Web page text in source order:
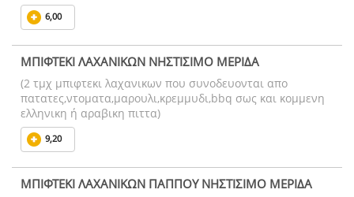
6,00
ΜΠΙΦΤΕΚΙ ΛΑΧΑΝΙΚΩΝ ΝΗΣΤΙΣΙΜΟ ΜΕΡΙΔΑ
(2 τμχ μπιφτεκι λαχανικων που συνοδευονται απο
πατατες,ντοματα,μαρουλι,κρεμμυδι,bbq σως και κομμενη
ελληνικη ή αραβικη πιττα)
9,20
ΜΠΙΦΤΕΚΙ ΛΑΧΑΝΙΚΩΝ ΠΑΠΠΟΥ ΝΗΣΤΙΣΙΜΟ ΜΕΡΙΔΑ